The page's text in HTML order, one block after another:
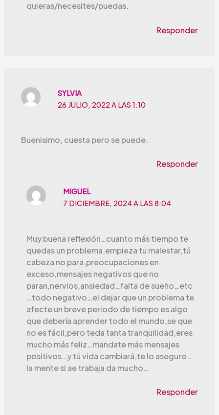
quieras/necesites/puedas.
Responder
SYLVIA
26 JULIO, 2022 A LAS 1:10
Buenisimo, cuesta pero se puede.
Responder
MIGUEL
7 DICIEMBRE, 2024 A LAS 8:04
Muy buena reflexión…cuanto más tiempo te
quedas un problema,empieza tu malestar,tú
cabeza no para,preocupaciones en
exceso,mensajes negativos que no
paran,nervios,ansiedad…falta de sueño…etc
…todo negativo…el dejar que un problema te
afecte un breve periodo de tiempo es algo
que debería aprender todo el mundo,se que
no es fácil,pero teda tanta tranquilidad,eres
mucho más feliz…mandate más mensajes
positivos…y tú vida cambiará,te lo aseguro…
la mente si ae trabaja da mucho…
Responder